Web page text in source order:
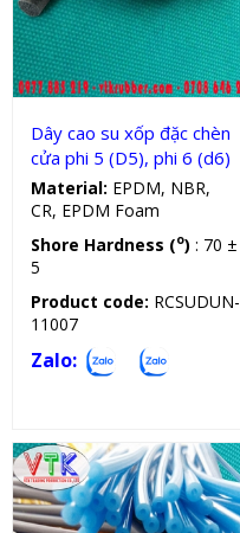
Dây cao su tròn
Dây cao su xốp đặc chèn
cửa phi 5 (D5), phi 6 (d6)
Material: EPDM, NBR,
CR, EPDM Foam
Shore Hardness (o) : 70 ±
5
Product code: RCSUDUN-
11007
Zalo: